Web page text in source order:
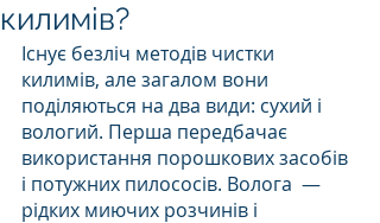
килимів?
Існує безліч методів чистки
килимів, але загалом вони
поділяються на два види: сухий і
вологий. Перша передбачає
використання порошкових засобів
і потужних пилососів. Волога  —
рідких миючих розчинів і